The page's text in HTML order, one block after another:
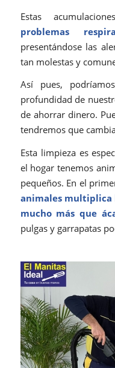
Estas
problemas
presentándose las
tan molestas y
Así pues,
profundidad de
de ahorrar dinero.
tendremos que
Esta limpieza es
el hogar tenemos
pequeños. En el
animales multiplica
mucho más que
pulgas y garrapatas